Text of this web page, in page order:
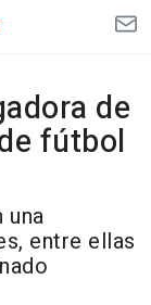
de
fútbol
una
entre ellas